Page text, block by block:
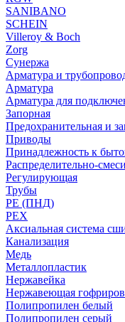
SANIBANO
SCHEIN
Villeroy & Boch
Zorg
Сунержа
Арматура и
Арматура
Арматура для
Запорная
Предохранительная и
Приводы
Принадлежность к
Распределительно-
Регулирующая
Трубы
PE (ПНД)
PEX
Аксиальная система
Канализация
Медь
Металлопластик
Нержавейка
Нержавеющая
Полипропилен белый
Полипропилен серый